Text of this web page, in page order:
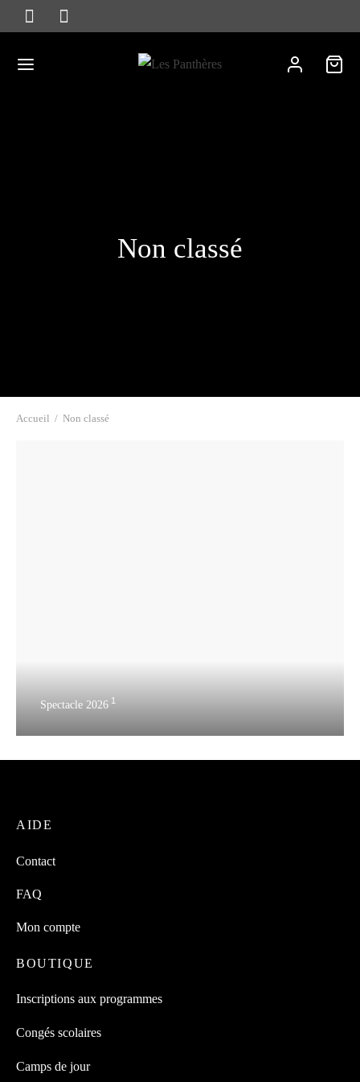
Non classé
Accueil / Non classé
Spectacle 2026 1
AIDE
Contact
FAQ
Mon compte
BOUTIQUE
Inscriptions aux programmes
Congés scolaires
Camps de jour